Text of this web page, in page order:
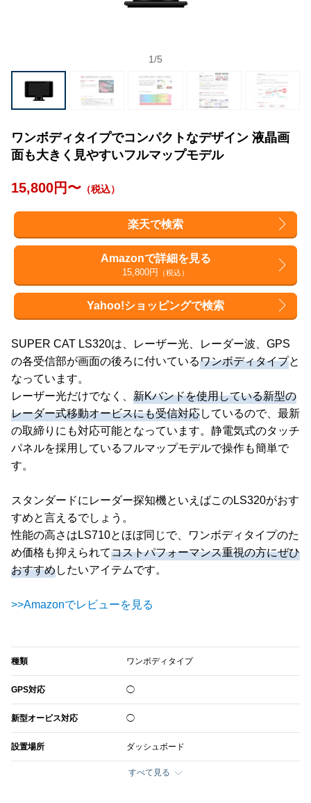
1/5
ワンボディタイプでコンパクトなデザイン 液晶画
面も大きく見やすいフルマップモデル
15,800円〜 （税込）
楽天で検索
Amazonで詳細を見る
15,800円 （税込）
Yahoo!ショッピングで検索
SUPER CAT LS320は、レーザー光、レーダー波、GPS
の各受信部が画面の後ろに付いているワンボディタイプと
なっています。
レーザー光だけでなく、 新Kバンドを使用している新型の
レーダー式移動オービスにも受信対応しているので、最新
の取締りにも対応可能となっています。静電気式のタッチ
パネルを採用しているフルマップモデルで操作も簡単で
す。
スタンダードにレーダー探知機といえばこのLS320がおす
すめと言えるでしょう。
性能の高さはLS710とほぼ同じで、ワンボディタイプのた
め価格も抑えられてコストパフォーマンス重視の方にぜひ
おすすめしたいアイテムです。
>>Amazonでレビューを見る
種類 ワンボディタイプ
GPS対応 ◯
新型オービス対応 ◯
設置場所 ダッシュボード
すべて見る